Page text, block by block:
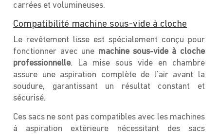
carrées et volumineuses.
Compatibilité machine sous-vide à cloche
Le revêtement lisse est spécialement conçu pour
fonctionner avec une machine sous-vide à cloche
professionnelle. La mise sous vide en chambre
assure une aspiration complète de l’air avant la
soudure, garantissant un résultat constant et
sécurisé.
Ces sacs ne sont pas compatibles avec les machines
à aspiration extérieure nécessitant des sacs